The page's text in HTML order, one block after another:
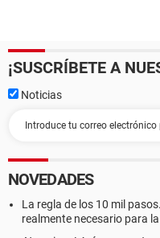
¡SUSCRÍBETE A
Noticias
NOVEDADES
La regla de los 10 mil
realmente necesario para